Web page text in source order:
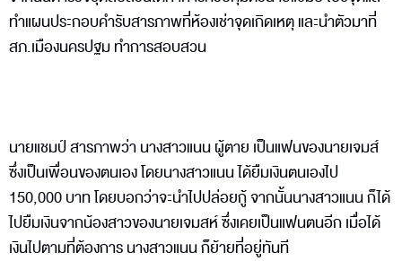
ทำแผนประกอบคำรับสารภาพที่ห้องเช่าจุดเกิดเหตุ และนำตัวมาที่
สภ.เมืองนครปฐม ทำการสอบสวน
นายแชมป์ สารภาพว่า นางสาวแนน ผู้ตาย เป็นแฟนของนายเจมส์
ซึ่งเป็นเพื่อนของตนเอง โดยนางสาวแนน ได้ยืมเงินตนเองไป
150,000 บาท โดยบอกว่าจะนำไปปล่อยกู้ จากนั้นนางสาวแนน ก็ได้
ไปยืมเงินจากน้องสาวของนายเจมสห์ ซึ่งเคยเป็นแฟนตนอีก เมื่อได้
เงินไปตามที่ต้องการ นางสาวแนน ก็ย้ายที่อยู่ทันที